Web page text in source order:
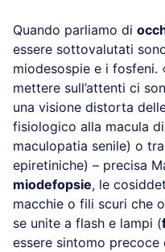
Quando parliamo di
essere sottovalutati
miodesospie e i fosfeni.
mettere sull’attenti ci
una visione distorta
fisiologico alla macula
maculopatia senile) o
epiretiniche) – precisa
miodefopsie, le
macchie o fili scuri che
se unite a flash e lampi (
essere sintomo